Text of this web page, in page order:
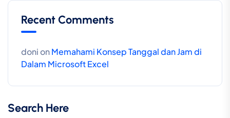
Recent Comments
donionMemahami Konsep Tanggal dan Jam di
Dalam Microsoft Excel
Search Here